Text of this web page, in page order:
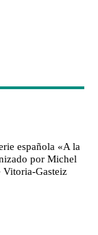
española «A la
por Michel
Vitoria-Gasteiz